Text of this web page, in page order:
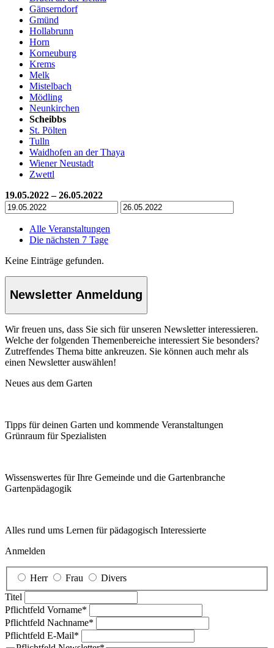
Gänserndorf
Gmünd
Hollabrunn
Horn
Korneuburg
Krems
Melk
Mistelbach
Mödling
Neunkirchen
Scheibbs
St. Pölten
Tulln
Waidhofen an der Thaya
Wiener Neustadt
Zwettl
19.05.2022 – 26.05.2022
Alle Veranstaltungen
Die nächsten 7 Tage
Keine Einträge gefunden.
Newsletter Anmeldung
Wir freuen uns, dass Sie sich für unseren Newsletter interessieren.
Welche der folgenden Themenbereiche interessiert Sie besonders?
Zutreffendes Thema bitte ankreuzen. Sie können auch mehr als
einen Newsletter auswählen!
Neues aus dem Garten
Tipps für deinen Garten und kommende Veranstaltungen
Grünraum für Spezialisten
Wissenswertes für Ihre Gemeinde und die Gartenbranche
Garten­pädagogik
Alles rund ums Lernen für pädagogisch Interessierte
Anmelden
Herr Frau
Divers
Titel
Pflichtfeld Vorname*
Pflichtfeld Nachname*
Pflichtfeld E-Mail*